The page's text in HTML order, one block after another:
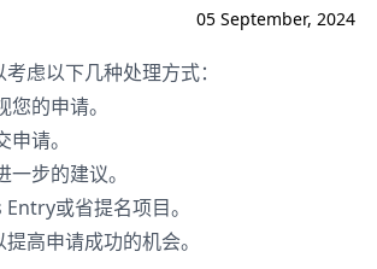
05 September, 2024
虑以下几种处理方式：
的申请。
请。
步的建议。
或省提名项目。
高申请成功的机会。